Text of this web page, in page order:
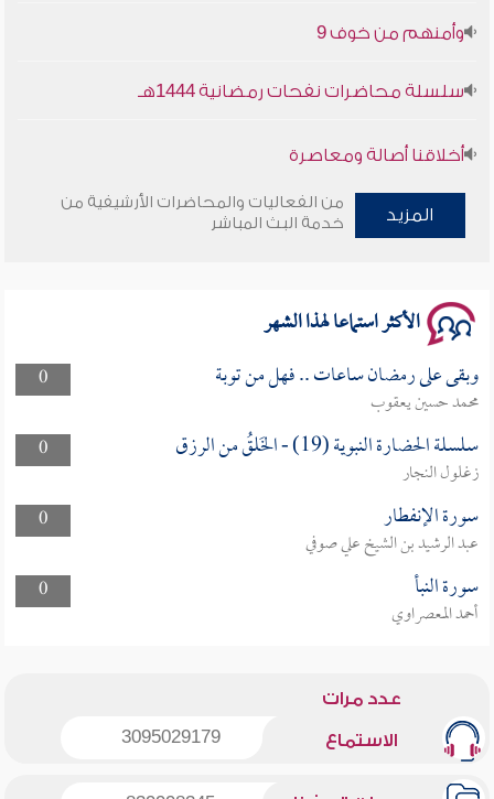
وأمنهم من خوف 9
سلسلة محاضرات نفحات رمضانية 1444هـ
أخلاقنا أصالة ومعاصرة
وأمنهم من خوف 9
المزيد
من الفعاليات والمحاضرات الأرشيفية من
خدمة البث المباشر
الأكثر استماعا لهذا الشهر
0 وبقى على رمضان ساعات .. فهل من توبة
محمد حسين يعقوب
0
سلسلة الحضارة النبوية (19) - الخَلقُ من الرزق
زغلول النجار
0
سورة الإنفطار
عبد الرشيد بن الشيخ علي صوفي
0
سورة النبأ
أحمد المعصراوي
عدد مرات
الاستماع 3095029179